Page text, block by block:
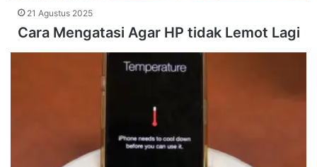
21 Agustus 2025
Cara Mengatasi Agar HP tidak Lemot Lagi